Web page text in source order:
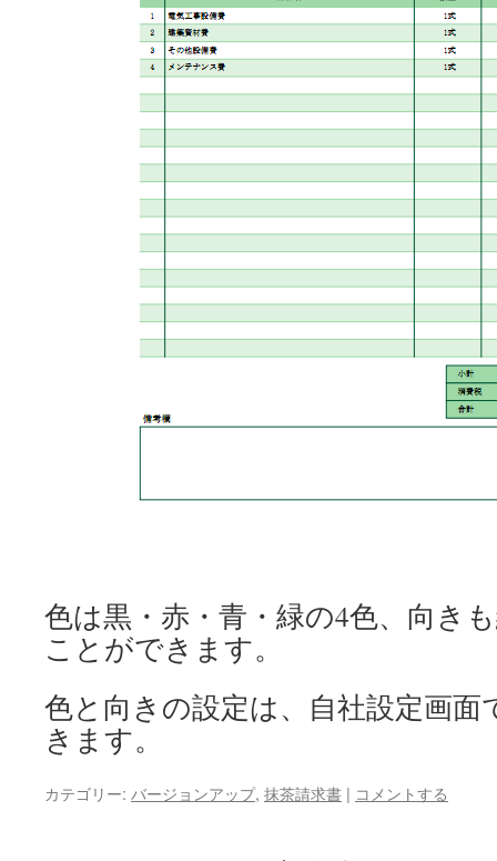
色は黒・赤・青・緑の4色、向き
ことができます。
色と向きの設定は、自社設定画
きます。
カテゴリー: バージョンアップ, 抹茶請求書 | コメントする